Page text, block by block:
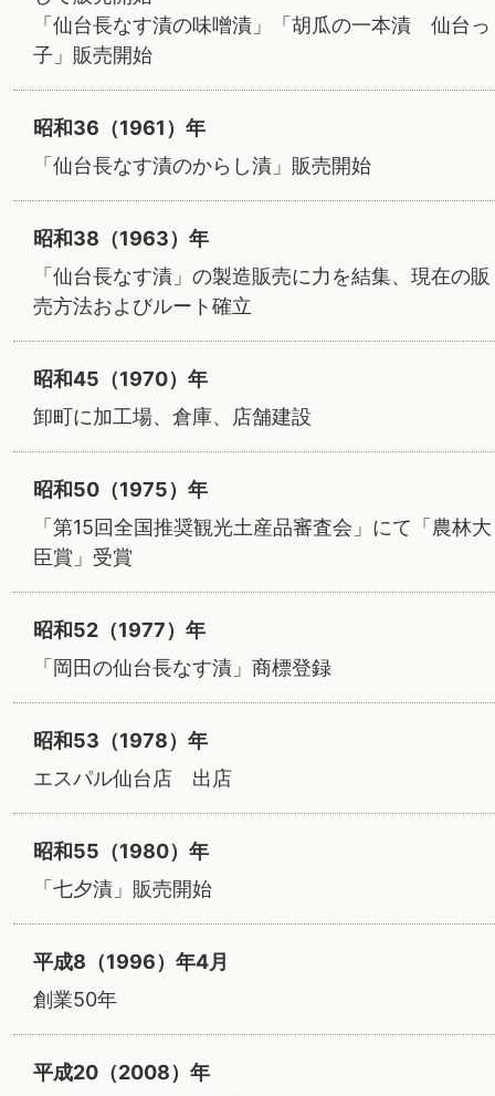
「仙台長なす漬の味噌漬」「胡瓜の一本漬 仙台っ
子」販売開始
昭和36（1961）年
「仙台長なす漬のからし漬」販売開始
昭和38（1963）年
「仙台長なす漬」の製造販売に力を結集、現在の販
売方法およびルート確立
昭和45（1970）年
卸町に加工場、倉庫、店舗建設
昭和50（1975）年
「第15回全国推奨観光土産品審査会」にて「農林大
臣賞」受賞
昭和52（1977）年
「岡田の仙台長なす漬」商標登録
昭和53（1978）年
エスパル仙台店 出店
昭和55（1980）年
「七夕漬」販売開始
平成8（1996）年4月
創業50年
平成20（2008）年